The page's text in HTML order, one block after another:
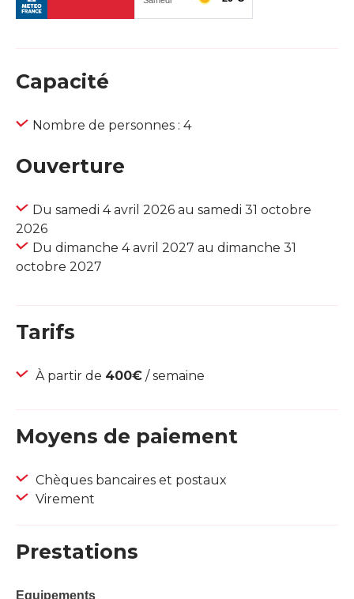
Capacité
Nombre de personnes : 4
Ouverture
Du samedi 4 avril 2026 au samedi 31 octobre
2026
Du dimanche 4 avril 2027 au dimanche 31
octobre 2027
Tarifs
À partir de 400€ / semaine
Moyens de paiement
Chèques bancaires et postaux
Virement
Prestations
Equipements